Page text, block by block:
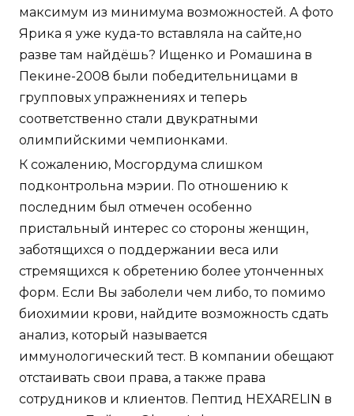
максимум из минимума возможностей. А фото
Ярика я уже куда-то вставляла на сайте,но
разве там найдёшь? Ищенко и Ромашина в
Пекине-2008 были победительницами в
групповых упражнениях и теперь
соответственно стали двукратными
олимпийскими чемпионками.
К сожалению, Мосгордума слишком
подконтрольна мэрии. По отношению к
последним был отмечен особенно
пристальный интерес со стороны женщин,
заботящихся о поддержании веса или
стремящихся к обретению более утонченных
форм. Если Вы заболели чем либо, то помимо
биохимии крови, найдите возможность сдать
анализ, который называется
иммунологический тест. В компании обещают
отстаивать свои права, а также права
сотрудников и клиентов. Пептид HEXARELIN в